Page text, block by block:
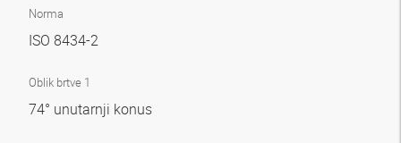
Norma
ISO 8434-2
Oblik brtve 1
74° unutarnji konus